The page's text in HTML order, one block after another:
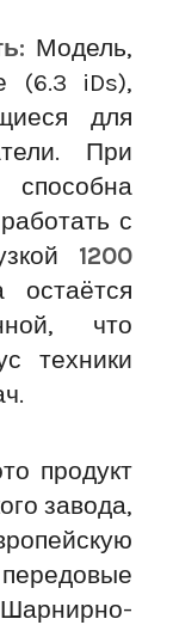
Модель,
(6.3 iDs),
для
При
с
1200
что
техники
продукт
завода,